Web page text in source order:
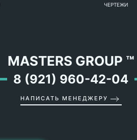
ЧЕРТЕЖИ
MASTERS GROUP ™
8 (921) 960-42-04
НАПИСАТЬ МЕНЕДЖЕРУ